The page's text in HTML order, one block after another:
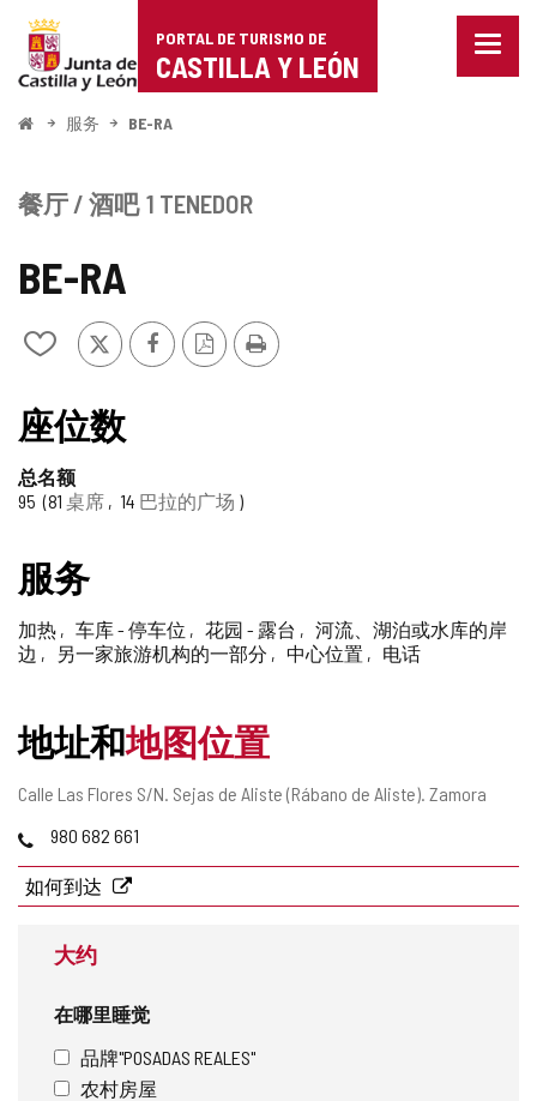
Portal
de
Turismo
Castilla
León
PORTAL DE TURISMO DE
CASTILLA Y LEÓN
菜
开
服务 BE-RA
BE-RA
从
笔
记
中
添
删
除
推
特
FacebookPDF
版
打
印
餐厅 / 酒吧 1 TENEDOR
座位数
总名额
95 81 桌席 14 巴拉的广场
服务
加热 车库 - 停车位 花园 - 露台
河流、湖泊或水库的岸
边
另一家旅游机构的一部分 中心位置 电话
地址和地图位置
邮
地
址
Calle Las Flores S/N. Sejas de Aliste (Rábano de Aliste). Zamora
电
980 682 661
如何到达
大约
在哪里睡觉
品牌"POSADAS REALES"
农村房屋